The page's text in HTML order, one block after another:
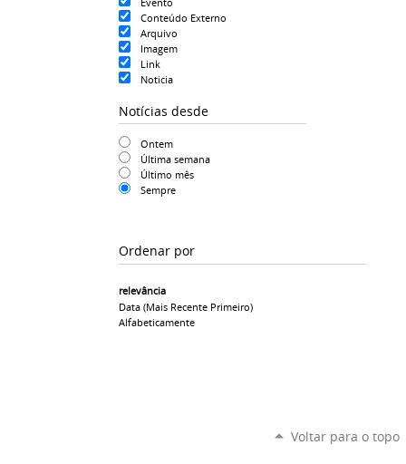
Conteúdo Externo
Arquivo
Imagem
Link
Noticia
Notícias desde
Ontem
Última semana
Último mês
Sempre
Ordenar por
relevância
Data (mais Recente Primeiro)
Alfabeticamente
Voltar para o topo